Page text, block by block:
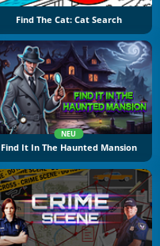
Find The Cat: Cat Search
NEU
Find It In The Haunted Mansion